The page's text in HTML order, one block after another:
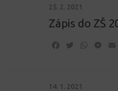
25. 2. 2021
Zápis do ZŠ
Facebook
Twitter
14. 1. 2021